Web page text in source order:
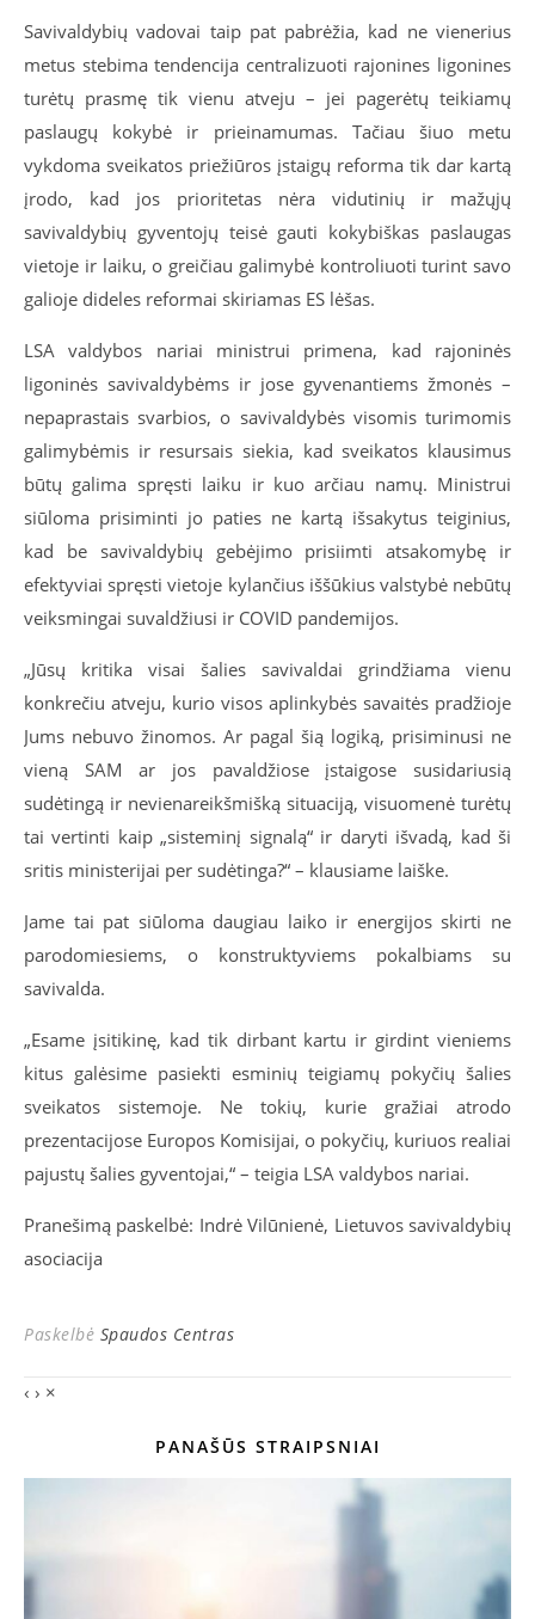
Savivaldybių vadovai taip pat pabrėžia, kad ne vienerius
metus stebima tendencija centralizuoti rajonines ligonines
turėtų prasmę tik vienu atveju – jei pagerėtų teikiamų
paslaugų kokybė ir prieinamumas. Tačiau šiuo metu
vykdoma sveikatos priežiūros įstaigų reforma tik dar kartą
įrodo, kad jos prioritetas nėra vidutinių ir mažųjų
savivaldybių gyventojų teisė gauti kokybiškas paslaugas
vietoje ir laiku, o greičiau galimybė kontroliuoti turint savo
galioje dideles reformai skiriamas ES lėšas.
LSA valdybos nariai ministrui primena, kad rajoninės
ligoninės savivaldybėms ir jose gyvenantiems žmonės –
nepaprastais svarbios, o savivaldybės visomis turimomis
galimybėmis ir resursais siekia, kad sveikatos klausimus
būtų galima spręsti laiku ir kuo arčiau namų. Ministrui
siūloma prisiminti jo paties ne kartą išsakytus teiginius,
kad be savivaldybių gebėjimo prisiimti atsakomybę ir
efektyviai spręsti vietoje kylančius iššūkius valstybė nebūtų
veiksmingai suvaldžiusi ir COVID pandemijos.
„Jūsų kritika visai šalies savivaldai grindžiama vienu
konkrečiu atveju, kurio visos aplinkybės savaitės pradžioje
Jums nebuvo žinomos. Ar pagal šią logiką, prisiminusi ne
vieną SAM ar jos pavaldžiose įstaigose susidariusią
sudėtingą ir nevienareikšmišką situaciją, visuomenė turėtų
tai vertinti kaip „sisteminį signalą“ ir daryti išvadą, kad ši
sritis ministerijai per sudėtinga?“ – klausiame laiške.
Jame tai pat siūloma daugiau laiko ir energijos skirti ne
parodomiesiems, o konstruktyviems pokalbiams su
savivalda.
„Esame įsitikinę, kad tik dirbant kartu ir girdint vieniems
kitus galėsime pasiekti esminių teigiamų pokyčių šalies
sveikatos sistemoje. Ne tokių, kurie gražiai atrodo
prezentacijose Europos Komisijai, o pokyčių, kuriuos realiai
pajustų šalies gyventojai,“ – teigia LSA valdybos nariai.
Pranešimą paskelbė: Indrė Vilūnienė, Lietuvos savivaldybių
asociacija
Paskelbė Spaudos Centras
‹ › ×
PANAŠŪS STRAIPSNIAI